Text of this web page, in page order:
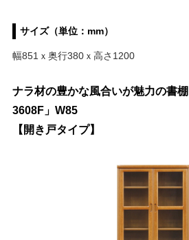
サイズ（単位：mm）
幅851ｘ奥行380ｘ高さ1200
ナラ材の豊かな風合いが魅力の書
3608F」W85
【開き戸タイプ】